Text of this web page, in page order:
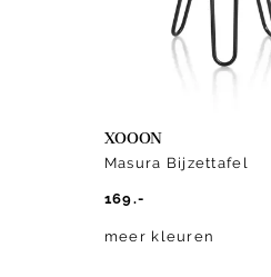
XOOON
Masura Bijzettafel
169.-
meer kleuren